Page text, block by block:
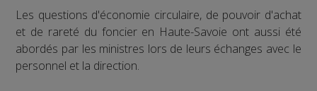
Les questions d'économie circulaire, de pouvoir d'achat
et de rareté du foncier en Haute-Savoie ont aussi été
abordés par les ministres lors de leurs échanges avec le
personnel et la direction.